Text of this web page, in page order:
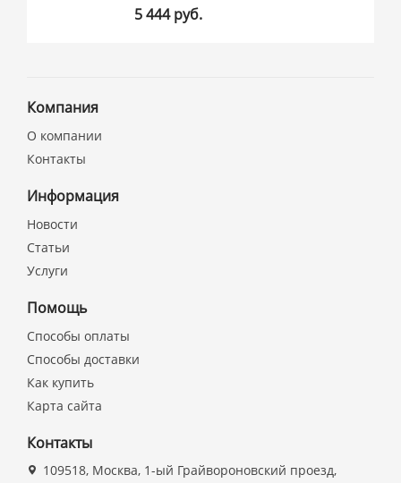
5 444 руб.
Компания
О компании
Контакты
Информация
Новости
Статьи
Услуги
Помощь
Способы оплаты
Способы доставки
Как купить
Карта сайта
Контакты
109518, Москва, 1-ый Грайвороновский проезд,